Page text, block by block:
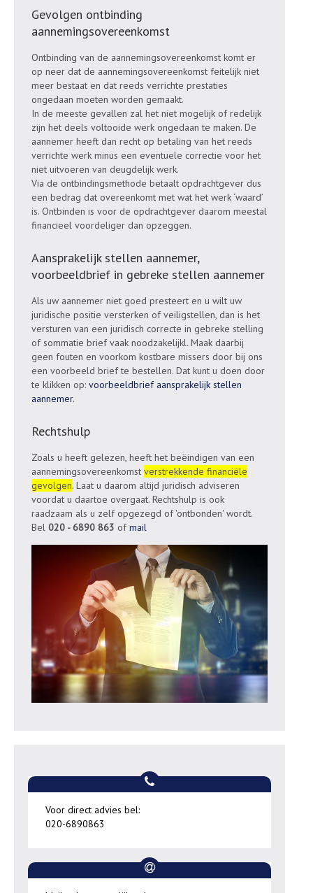
Gevolgen ontbinding
aannemingsovereenkomst
Ontbinding van de aannemingsovereenkomst komt er
op neer dat de aannemingsovereenkomst feitelijk niet
meer bestaat en dat reeds verrichte prestaties
ongedaan moeten worden gemaakt.
In de meeste gevallen zal het niet mogelijk of redelijk
zijn het deels voltooide werk ongedaan te maken. De
aannemer heeft dan recht op betaling van het reeds
verrichte werk minus een eventuele correctie voor het
niet uitvoeren van deugdelijk werk.
Via de ontbindingsmethode betaalt opdrachtgever dus
een bedrag dat overeenkomt met wat het werk ‘waard’
is. Ontbinden is voor de opdrachtgever daarom meestal
financieel voordeliger dan opzeggen.
Aansprakelijk stellen aannemer,
voorbeeldbrief in gebreke stellen aannemer
Als uw aannemer niet goed presteert en u wilt uw
juridische positie versterken of veiligstellen, dan is het
versturen van een juridisch correcte in gebreke stelling
of sommatie brief vaak noodzakelijkl. Maak daarbij
geen fouten en voorkom kostbare missers door bij ons
een voorbeeld brief te bestellen. Dat kunt u doen door
te klikken op: voorbeeldbrief aansprakelijk stellen
aannemer.
Rechtshulp
Zoals u heeft gelezen, heeft het beëindigen van een
aannemingsovereenkomst verstrekkende financiële
gevolgen. Laat u daarom altijd juridisch adviseren
voordat u daartoe overgaat. Rechtshulp is ook
raadzaam als u zelf opgezegd of 'ontbonden' wordt.
Bel 020 - 6890 863 ofmail
Voor direct advies bel:
020-6890863